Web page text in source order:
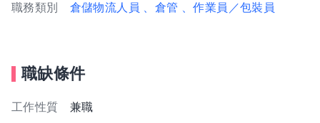
職務類別 倉儲物流人員 、倉管 、作業員／包裝員
職缺條件
工作性質 兼職